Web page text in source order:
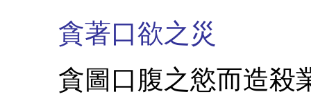
貪著口欲之災
貪圖口腹之慾而造殺